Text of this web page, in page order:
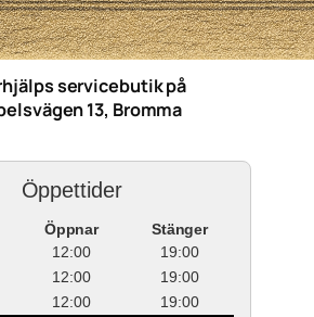
servicebutik på
13, Bromma
Öppettider
Öppnar
Stänger
12:00
19:00
12:00
19:00
12:00
19:00